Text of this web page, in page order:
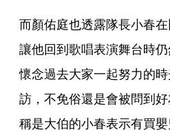
而顏佑庭也透露隊長小春
讓他回到歌唱表演舞台時
懷念過去大家一起努力的
訪，不免俗還是會被問到
稱是大伯的小春表示有買